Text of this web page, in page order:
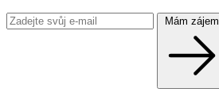
Mám zájem